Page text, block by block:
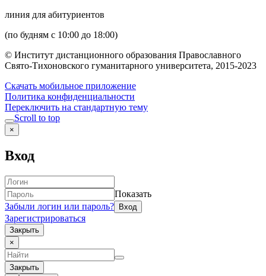
линия для абитуриентов
(по будням с 10:00 до 18:00)
© Институт дистанционного образования Православного
Свято-Тихоновского гуманитарного университета, 2015-2023
Скачать мобильное приложение
Политика конфиденциальности
Переключить на стандартную тему
Scroll to top
×
Вход
Показать
Забыли логин или пароль?
Зарегистрироваться
Закрыть
×
Закрыть